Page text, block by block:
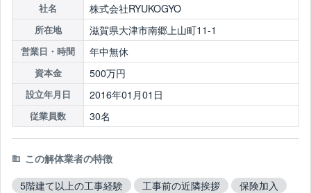
社名 株式会社RYUKOGYO
所在地 滋賀県大津市南郷上山町11-1
営業日・時間 年中無休
資本金 500万円
設立年月日 2016年01月01日
従業員数 30名
この解体業者の特徴
5階建て以上の工事経験
工事前の近隣挨拶
保険加入